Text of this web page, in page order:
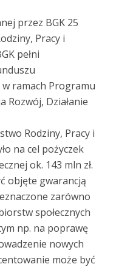
przez BGK 25
Pracy i
pełni
w ramach Programu
Rozwój, Działanie
Rodziny, Pracy i
na cel pożyczek
ok. 143 mln zł.
objęte gwarancją
zarówno
społecznych
np. na poprawę
nowych
może być